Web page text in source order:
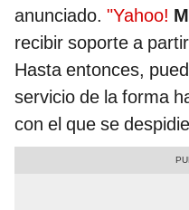
anunciado. "Yahoo!
recibir soporte a
Hasta entonces,
servicio de la forma
con el que se